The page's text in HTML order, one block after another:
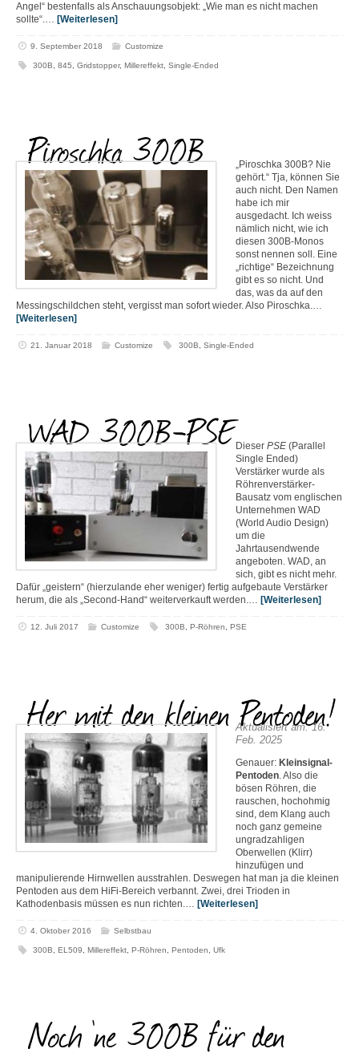
Angel“ bestenfalls als Anschauungsobjekt: „Wie man es nicht machen
sollte“.… [Weiterlesen]
9. September 2018 Customize
300B ,845 ,Gridstopper,Millereffekt ,Single-Ended
Piroschka 300B
„Piroschka 300B? Nie
gehört.“ Tja, können Sie
auch nicht. Den Namen
habe ich mir
ausgedacht. Ich weiss
nämlich nicht, wie ich
diesen 300B-Monos
sonst nennen soll. Eine
„richtige“ Bezeichnung
gibt es so nicht. Und
das, was da auf den
Messingschildchen steht, vergisst man sofort wieder. Also Piroschka.…
[Weiterlesen]
21. Januar 2018 Customize 300B Single-Ended
WAD 300B-PSE Dieser PSE (Parallel
Single Ended)
Verstärker wurde als
Röhrenverstärker-
Bausatz vom englischen
Unternehmen WAD
(World Audio Design)
um die
Jahrtausendwende
angeboten. WAD, an
sich, gibt es nicht mehr.
Dafür „geistern“ (hierzulande eher weniger) fertig aufgebaute Verstärker
herum, die als „Second-Hand“ weiterverkauft werden.… [Weiterlesen]
12. Juli 2017 Customize 300B P-Röhren PSE
Her mit den kleinen Pentoden!
Aktualisiert am: 16.
Feb. 2025
Genauer: Kleinsignal-
Pentoden. Also die
bösen Röhren, die
rauschen, hochohmig
sind, dem Klang auch
noch ganz gemeine
ungradzahligen
Oberwellen (Klirr)
hinzufügen und
manipulierende Hirnwellen ausstrahlen. Deswegen hat man ja die kleinen
Pentoden aus dem HiFi-Bereich verbannt. Zwei, drei Trioden in
Kathodenbasis müssen es nun richten.… [Weiterlesen]
4. Oktober 2016 Selbstbau
300B ,EL509 ,Millereffekt ,P-Röhren ,Pentoden ,Ufk
Noch ’ne 300B für den